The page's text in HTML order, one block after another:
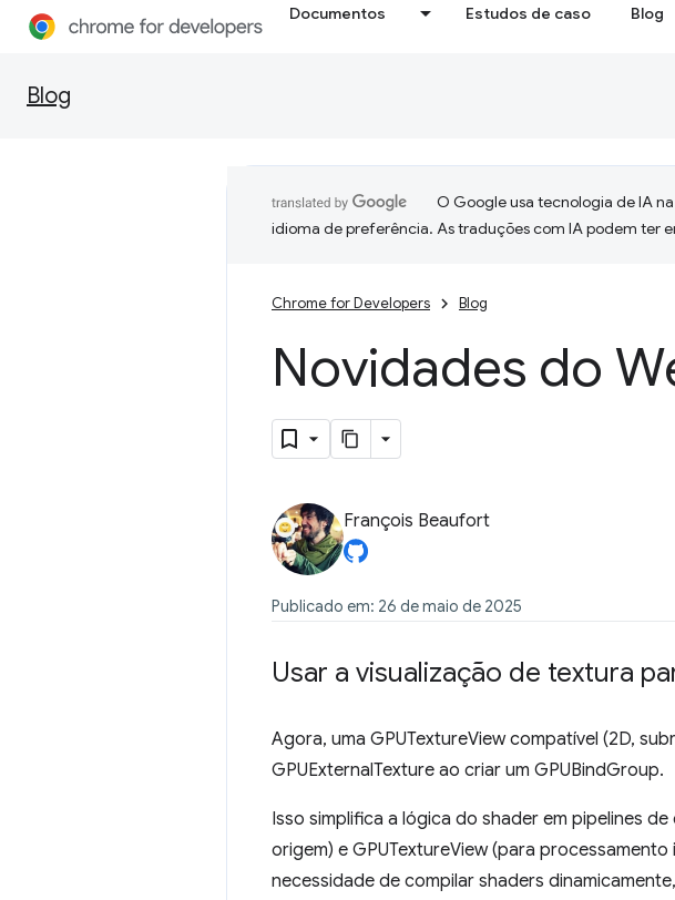
Documentos Estudos de caso Blog
Blog
O Google usa tecnologia de IA
idioma de preferência. As traduções com IA podem ter
Chrome for Developers Blog
Novidades do
François Beaufort
Publicado em: 26 de maio de 2025
Usar a visualização de textura
Agora, uma GPUTextureView compatível (2D,
GPUExternalTexture ao criar um GPUBindGroup.
Isso simplifica a lógica do shader em pipelines
origem) e GPUTextureView (para
necessidade de compilar shaders